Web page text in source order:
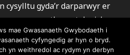
cysylltu gyda’r darparwyr er
gwasanaeth yn ateb eich
gofynion.
i Deuluoedd argymell
mae Gwasanaeth Gwybodaeth i
cyfyngedig ar hyn o bryd.
yn weithredol ac rydym yn derbyn